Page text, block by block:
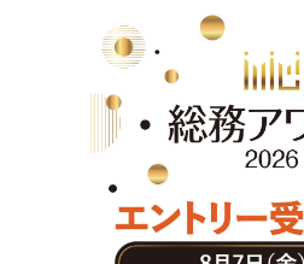
リスクマネジメント・BCP
社外・社内広報
社外・社内コミュニケーション
FM・オフィス移転
CSR・
テクノロジー活用・DX
助成金・補助金・コスト削減
アウトソーシング・BPO